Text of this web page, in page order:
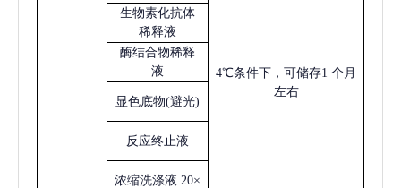
4℃条件下，可储存1 个月
左右
生物素化抗体
稀释液
酶结合物稀释
液
显色底物(避光)
反应终止液
浓缩洗涤液 20×